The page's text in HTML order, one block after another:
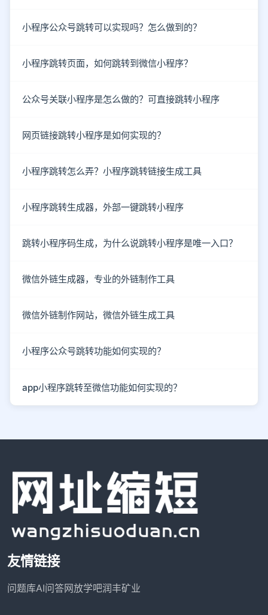
小程序公众号跳转可以实现吗？怎么做到的？
小程序跳转页面，如何跳转到微信小程序？
公众号关联小程序是怎么做的？可直接跳转小程序
网页链接跳转小程序是如何实现的？
小程序跳转怎么弄？小程序跳转链接生成工具
小程序跳转生成器，外部一键跳转小程序
跳转小程序码生成，为什么说跳转小程序是唯一入口？
微信外链生成器，专业的外链制作工具
微信外链制作网站，微信外链生成工具
小程序公众号跳转功能如何实现的？
app小程序跳转至微信功能如何实现的？
友情链接
问题库AI问答网放学吧润丰矿业